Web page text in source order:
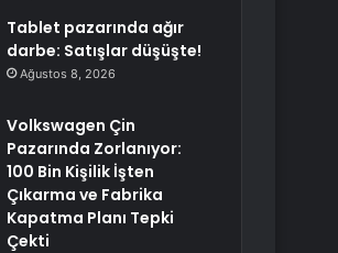
Tablet pazarında ağır
darbe: Satışlar düşüşte!
Ağustos 8, 2026
Volkswagen Çin
Pazarında Zorlanıyor:
100 Bin Kişilik İşten
Çıkarma ve Fabrika
Kapatma Planı Tepki
Çekti